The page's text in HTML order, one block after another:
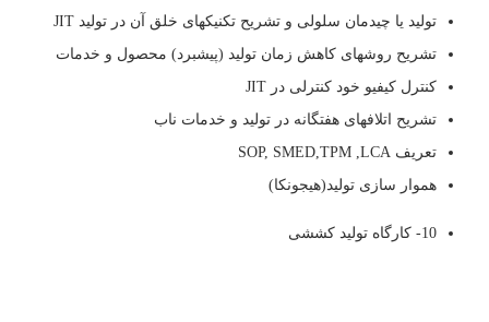
تولید یا چیدمان سلولی و تشریح تکنیکهای خلق آن در تولید JIT
تشریح روشهای کاهش زمان تولید (پیشبرد) محصول و خدمات
کنترل کیفیو خود کنترلی در JIT
تشریح اتلافهای هفتگانه در تولید و خدمات ناب
تعریف SOP, SMED,TPM ,LCA
هموار سازی تولید(هیجونکا)
10- کارگاه تولید کششی